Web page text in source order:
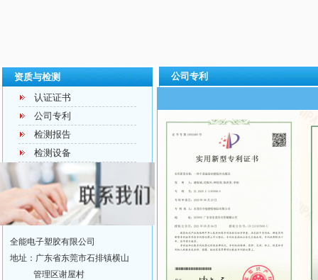
资质与检测
认证证书
公司专利
检测报告
检测设备
全能电子塑胶有限公司
地址：广东省东莞市石排镇横山
管理区谢屋村
公司专利